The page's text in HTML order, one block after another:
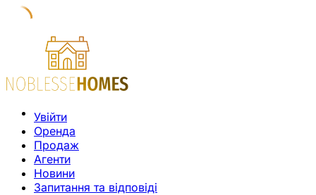
Увійти
Оренда
Продаж
Агенти
Новини
Запитання та відповіді